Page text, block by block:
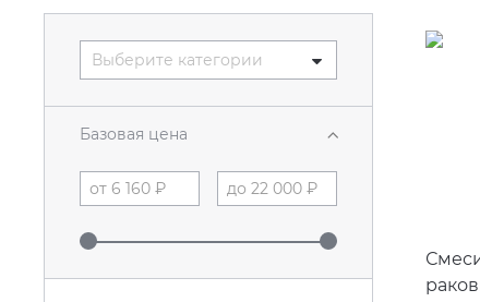
Выберите категории
Базовая цена